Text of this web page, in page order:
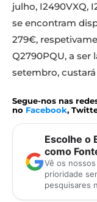
julho, I2490VXQ,
se encontram
279€,
Q2790PQU, a
setembro, custará
Segue-nos nas
no Facebook,
Escolhe o
como
Vê os
prioridade
pesquisares